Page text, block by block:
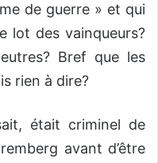
de guerre » et qui
lot des vainqueurs?
Bref que les
rien à dire?
était criminel de
avant d’être